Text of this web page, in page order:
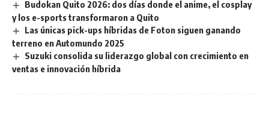
Budokan Quito 2026: dos días donde el anime, el cosplay
y los e-sports transformaron a Quito
Las únicas pick-ups híbridas de Foton siguen ganando
terreno en Automundo 2025
Suzuki consolida su liderazgo global con crecimiento en
ventas e innovación híbrida